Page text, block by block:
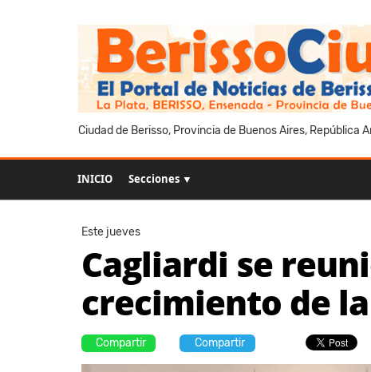
Ciudad de Berisso, Provincia de Buenos Aires, República
INICIO Secciones ▼
Este jueves
Cagliardi se
crecimiento de
Compartir Compartir